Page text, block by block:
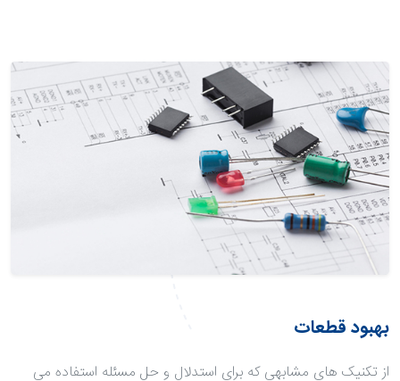
بهبود قطعات
از تکنیک های مشابهی که برای استدلال و حل مسئله استفاده می